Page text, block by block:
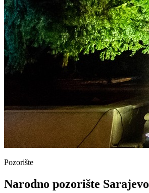
Pozorište
Narodno pozorište Sarajevo